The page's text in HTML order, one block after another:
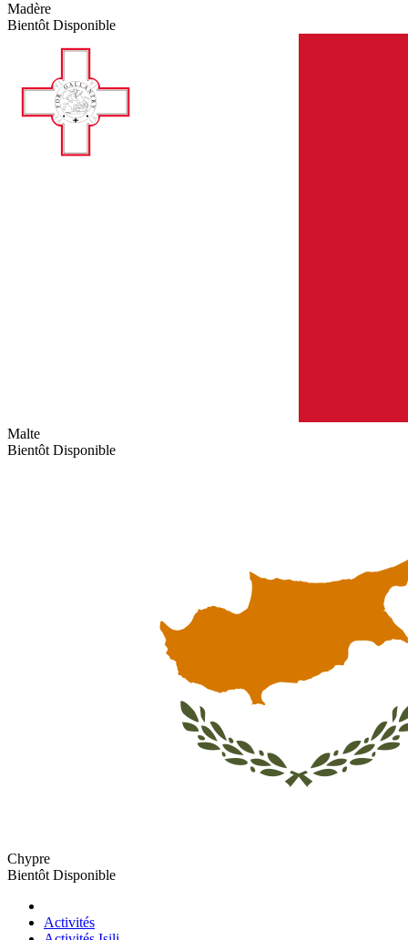
Madère
Bientôt Disponible
Malte
Bientôt Disponible
Chypre
Bientôt Disponible
Activités